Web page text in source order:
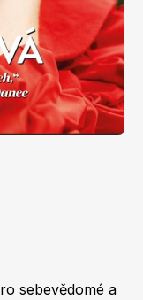
Venkov & styl
sebevědomé a